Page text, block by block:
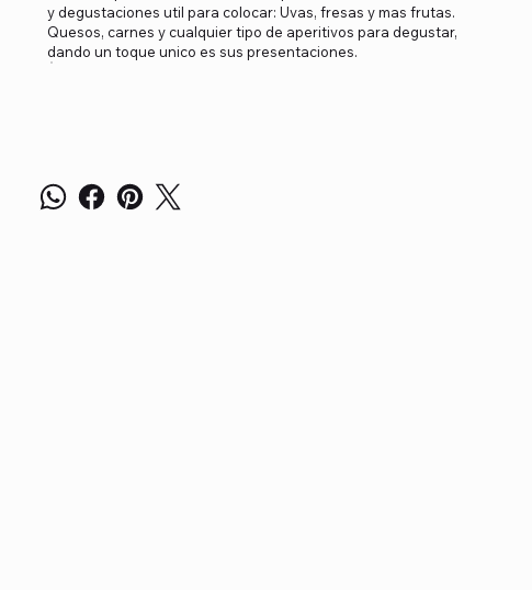
y degustaciones util para colocar: Uvas, fresas y mas frutas.
Quesos, carnes y cualquier tipo de aperitivos para degustar,
dando un toque unico es sus presentaciones.